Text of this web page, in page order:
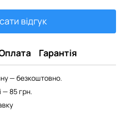
відгук
Гарантія
— безкоштовно.
— 85 грн.